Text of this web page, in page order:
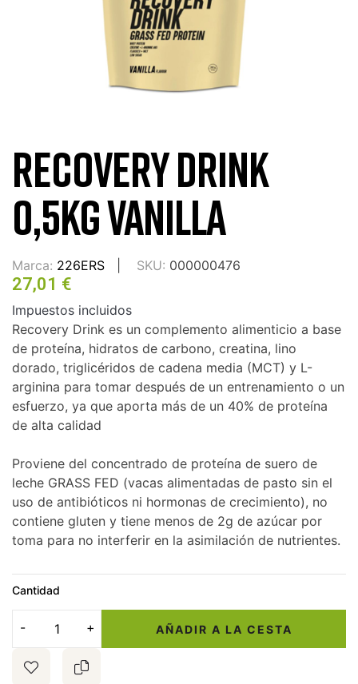
RECOVERY DRINK
0,5KG VANILLA
Marca: 226ERS SKU: 000000476
27,01 €
Impuestos incluidos
Recovery Drink es un complemento alimenticio a base
de proteína, hidratos de carbono, creatina, lino
dorado, triglicéridos de cadena media (MCT) y L-
arginina para tomar después de un entrenamiento o un
esfuerzo, ya que aporta más de un 40% de proteína
de alta calidad
Proviene del concentrado de proteína de suero de
leche GRASS FED (vacas alimentadas de pasto sin el
uso de antibióticos ni hormonas de crecimiento), no
contiene gluten y tiene menos de 2g de azúcar por
toma para no interferir en la asimilación de nutrientes.
Cantidad
AÑADIR A LA CESTA